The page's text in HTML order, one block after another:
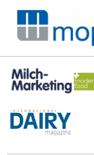
Zum
Inhalt
springen